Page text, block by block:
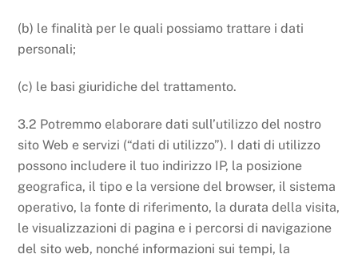
(b) le finalità per le quali possiamo trattare i dati
personali;
(c) le basi giuridiche del trattamento.
3.2 Potremmo elaborare dati sull’utilizzo del nostro
sito Web e servizi (“dati di utilizzo”). I dati di utilizzo
possono includere il tuo indirizzo IP, la posizione
geografica, il tipo e la versione del browser, il sistema
operativo, la fonte di riferimento, la durata della visita,
le visualizzazioni di pagina e i percorsi di navigazione
del sito web, nonché informazioni sui tempi, la